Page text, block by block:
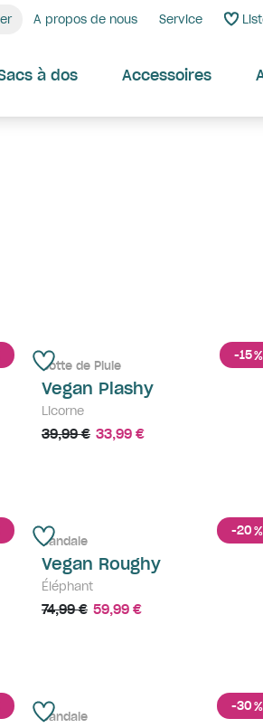
A propos de nous Service
à dos Accessoires
-15%
Botte de Pluie
Vegan Plashy
Licorne
39,99 € 33,99 €
-20%
Sandale
Vegan Roughy
Éléphant
74,99 € 59,99 €
-30%
Sandale